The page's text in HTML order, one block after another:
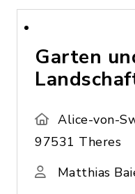
Garten
Alice-von-
97531 Theres
Matthias